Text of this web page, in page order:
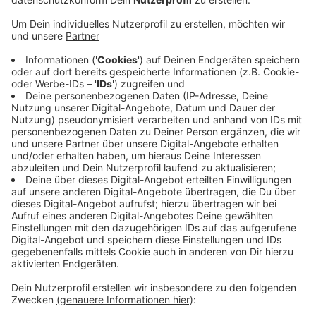
Aufklebern mit Rasierklingen auf der Rückseite. Diese
hatte eine Spaziergängerin am Dienstagmorgen im
Bereich Haaren entdeckt und die Polizei informiert. Die
schwarzen Aufkleber mit der Aufschrift "FCK ANTIFA"
lagen auf einer Bank und an einem Mülleimer sowie in
der Nähe der Feuerwehr in Haaren. An einigen
Aufklebern fand die Frau Rasierklingen oder Klingen
eines Cuttermessers. Die Kripo ermittelt jetzt wegen
versuchter gefährlicher Körperverletzung und bittet
Zeugen, sich zu melden, wenn sie etwas Auffälliges
mitbekommen haben.
Die Polizei bittet darum, solche Funde unmittelbar der
Polizeileitstelle (unter 0241-9577 0) zu melden und
die Aufkleber nicht selbständig zu entfernen.
Anzeige